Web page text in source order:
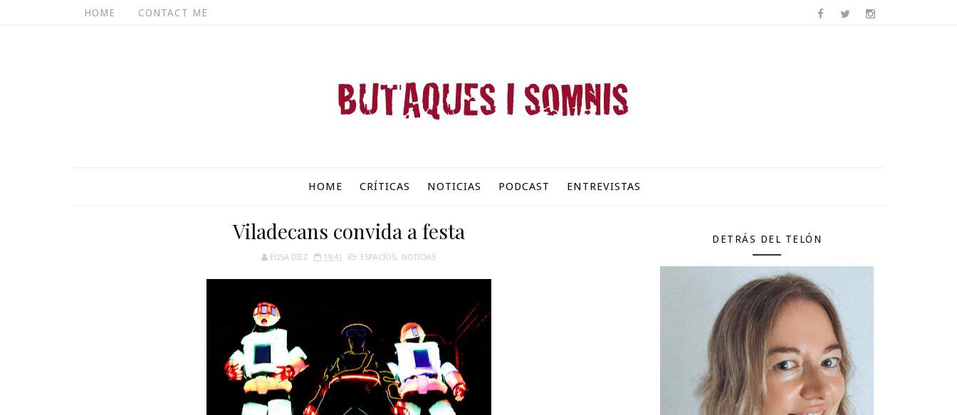
HOME CONTACT ME
HOME CRÍTICAS NOTICIAS PODCAST ENTREVISTAS
Viladecans convida a festa
ELISA DÍEZ 19:41 ESPACIOS, NOTICIAS
DETRÁS DEL TELÓN